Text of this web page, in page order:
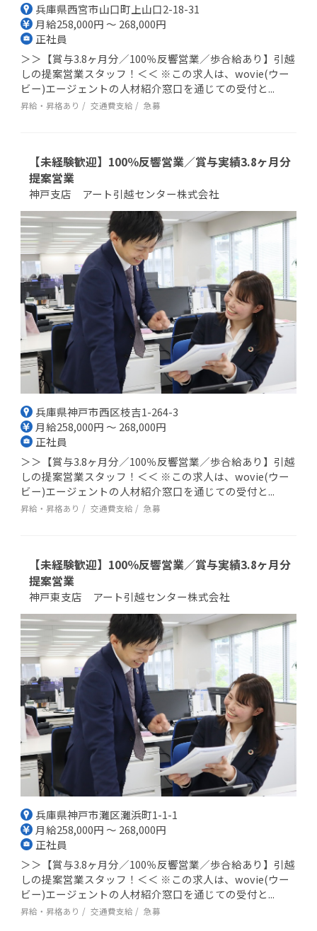
兵庫県西宮市山口町上山口2-18-31
月給258,000円 ～ 268,000円
正社員
＞＞【賞与3.8ヶ月分／100％反響営業／歩合給あり】引越
しの提案営業スタッフ！＜＜ ※この求人は、wovie(ウー
ビー)エージェントの人材紹介窓口を通じての受付と...
昇給・昇格あり 交通費支給 急募
【未経験歓迎】100％反響営業／賞与実績3.8ヶ月分
提案営業
神戸支店 アート引越センター株式会社
兵庫県神戸市西区枝吉1-264-3
月給258,000円 ～ 268,000円
正社員
＞＞【賞与3.8ヶ月分／100％反響営業／歩合給あり】引越
しの提案営業スタッフ！＜＜ ※この求人は、wovie(ウー
ビー)エージェントの人材紹介窓口を通じての受付と...
昇給・昇格あり 交通費支給 急募
【未経験歓迎】100％反響営業／賞与実績3.8ヶ月分
提案営業
神戸東支店 アート引越センター株式会社
兵庫県神戸市灘区灘浜町1-1-1
月給258,000円 ～ 268,000円
正社員
＞＞【賞与3.8ヶ月分／100％反響営業／歩合給あり】引越
しの提案営業スタッフ！＜＜ ※この求人は、wovie(ウー
ビー)エージェントの人材紹介窓口を通じての受付と...
昇給・昇格あり 交通費支給 急募